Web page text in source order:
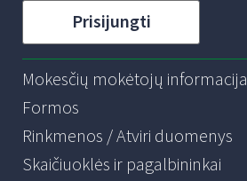
Prisijungti
Mokesčių mokėtojų informacija
Formos
Rinkmenos / Atviri duomenys
Skaičiuoklės ir pagalbininkai